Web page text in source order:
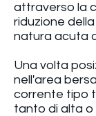
attraverso la
riduzione
natura acuta
Una volta
nell'area
corrente tipo
tanto di alta